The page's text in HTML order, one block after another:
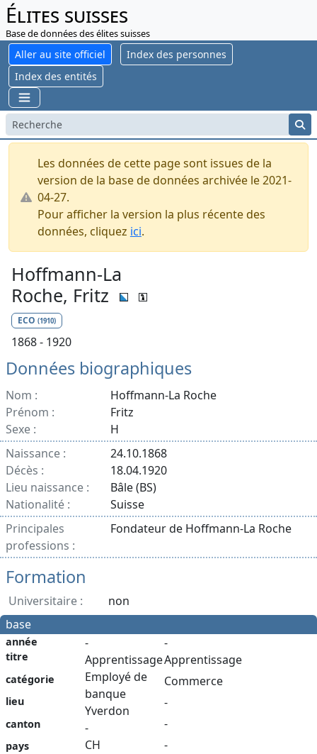
Élites suisses
Base de données des élites suisses
Aller au site officiel
Index des personnes
Index des entités
Les données de cette page sont issues de la
version de la base de données archivée le 2021-
04-27.
Pour afficher la version la plus récente des
données, cliquez ici.
Hoffmann-La
Roche, Fritz
ECO (1910)
1868 - 1920
Données biographiques
Nom :
Hoffmann-La Roche
Prénom :
Fritz
Sexe :
H
Naissance :
24.10.1868
Décès :
18.04.1920
Lieu naissance :
Bâle (BS)
Nationalité :
Suisse
Principales
professions :
Fondateur de Hoffmann-La Roche
Formation
Universitaire :
non
base
année
titre
catégorie
lieu
canton
pays
-
Apprentissage
Employé de
banque
Yverdon
-
CH
-
Apprentissage
Commerce
-
-
-